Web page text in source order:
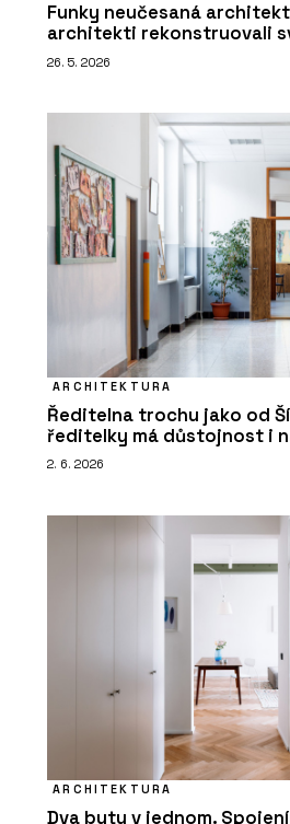
Funky neučesaná
architekti rekonstruovali
26. 5. 2026
ARCHITEKTURA
Ředitelna trochu jako od
ředitelky má důstojnost i
2. 6. 2026
ARCHITEKTURA
Dva byty v jednom.